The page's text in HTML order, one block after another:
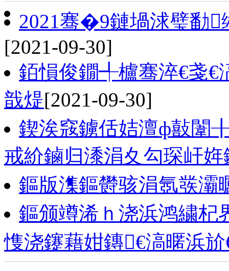
2021骞�9鏈堝浗璧勫
[2021-09-30]
銆愪俊鐗╃櫨骞淬€戔€
戠煶[2021-09-30]
鍥涘窛鐪佸姞澶ф敼闈
戒紒鏀归潻涓夊勾琛屽
鏂版潗鏂欎骇涓氬彂
鏂颁竴浠ｈ浇浜鸿繍
愯浇鑳藉姏鏄€滈暱浜